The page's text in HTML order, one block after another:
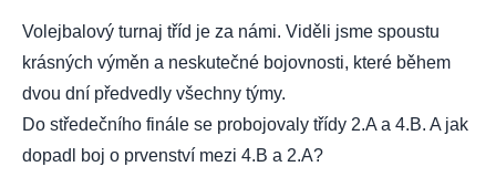
Volejbalový turnaj tříd je za námi. Viděli jsme spoustu
krásných výměn a neskutečné bojovnosti, které během
dvou dní předvedly všechny týmy.
Do středečního finále se probojovaly třídy 2.A a 4.B. A jak
dopadl boj o prvenství mezi 4.B a 2.A?